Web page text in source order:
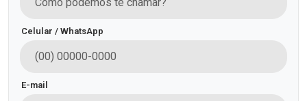
Celular / WhatsApp
E-mail